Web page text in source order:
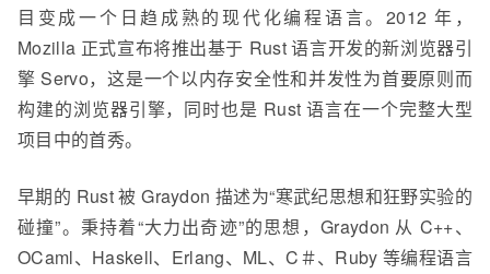
目变成一个日趋成熟的现代化编程语言。2012 年，
Mozilla 正式宣布将推出基于 Rust 语言开发的新浏览器引
擎 Servo，这是一个以内存安全性和并发性为首要原则而
构建的浏览器引擎，同时也是 Rust 语言在一个完整大型
项目中的首秀。
早期的 Rust 被 Graydon 描述为“寒武纪思想和狂野实验的
碰撞”。秉持着“大力出奇迹”的思想，Graydon 从 C++、
OCaml、Haskell、Erlang、ML、C＃、Ruby 等编程语言